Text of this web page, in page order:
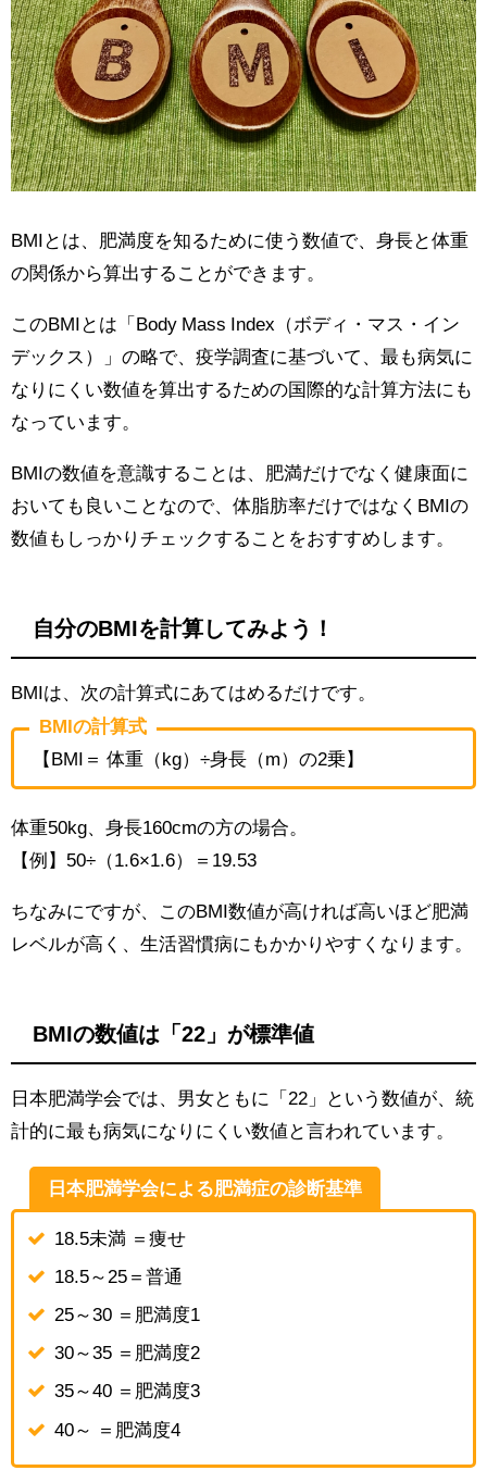
BMIとは、肥満度を知るために使う数値で、身長と体重
の関係から算出することができます。
このBMIとは「Body Mass Index（ボディ・マス・イン
デックス）」の略で、疫学調査に基づいて、最も病気に
なりにくい数値を算出するための国際的な計算方法にも
なっています。
BMIの数値を意識することは、肥満だけでなく健康面に
おいても良いことなので、体脂肪率だけではなくBMIの
数値もしっかりチェックすることをおすすめします。
自分のBMIを計算してみよう！
BMIは、次の計算式にあてはめるだけです。
BMIの計算式
【BMI＝ 体重（kg）÷身長（m）の2乗】
体重50kg、身長160cmの方の場合。
【例】50÷（1.6×1.6）＝19.53
ちなみにですが、このBMI数値が高ければ高いほど肥満
レベルが高く、生活習慣病にもかかりやすくなります。
BMIの数値は「22」が標準値
日本肥満学会では、男女ともに「22」という数値が、統
計的に最も病気になりにくい数値と言われています。
日本肥満学会による肥満症の診断基準
18.5未満 ＝痩せ
18.5～25＝普通
25～30 ＝肥満度1
30～35 ＝肥満度2
35～40 ＝肥満度3
40～ ＝肥満度4